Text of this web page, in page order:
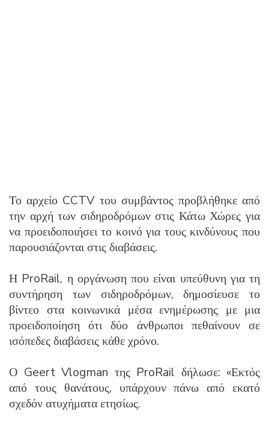
Το αρχείο CCTV του συμβάντος προβλήθηκε από
την αρχή των σιδηροδρόμων στις Κάτω Χώρες για
να προειδοποιήσει το κοινό για τους κινδύνους που
παρουσιάζονται στις διαβάσεις.
Η ProRail, η οργάνωση που είναι υπεύθυνη για τη
συντήρηση των σιδηροδρόμων, δημοσίευσε το
βίντεο στα κοινωνικά μέσα ενημέρωσης με μια
προειδοποίηση ότι δύο άνθρωποι πεθαίνουν σε
ισόπεδες διαβάσεις κάθε χρόνο.
Ο Geert Vlogman της ProRail δήλωσε: «Εκτός
από τους θανάτους, υπάρχουν πάνω από εκατό
σχεδόν ατυχήματα ετησίως.